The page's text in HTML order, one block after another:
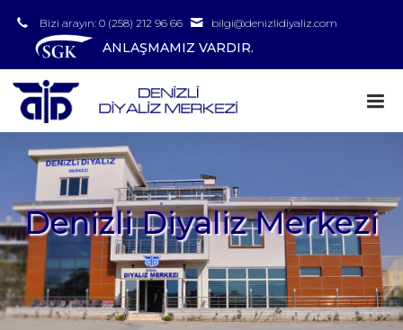
Bizi arayın: 0 (258) 212 96 66 bilgi@denizlidiyaliz.com
ANLAŞMAMIZ VARDIR.
Denizli Diyaliz Merkezi